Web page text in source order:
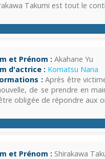
Takumi est tout le
et Prénom : Akahane Yu
d'actrice : Komatsu Nana
:Après être
de se prendre en
obligée de répondre aux
et Prénom : Shirakawa